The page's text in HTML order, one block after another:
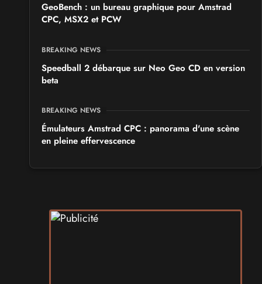
GeoBench : un bureau graphique pour Amstrad
CPC, MSX2 et PCW
BREAKING NEWS
Speedball 2 débarque sur Neo Geo CD en version
beta
BREAKING NEWS
Émulateurs Amstrad CPC : panorama d'une scène
en pleine effervescence